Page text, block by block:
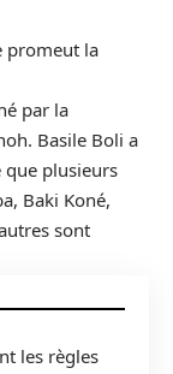
par la
Basile Boli a
que plusieurs
Baki Koné,
sont